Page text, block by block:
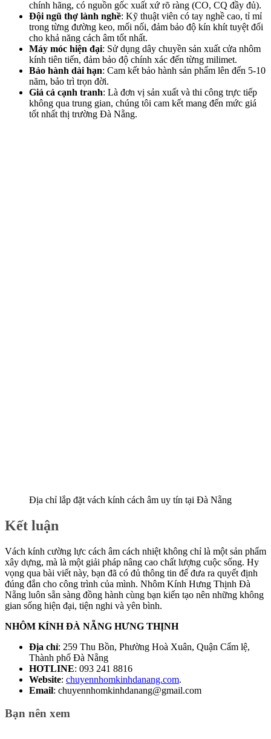
chính hãng, có nguồn gốc xuất xứ rõ ràng (CO, CQ đầy đủ).
Đội ngũ thợ lành nghề: Kỹ thuật viên có tay nghề cao, tỉ mỉ
trong từng đường keo, mối nối, đảm bảo độ kín khít tuyệt đối
cho khả năng cách âm tốt nhất.
Máy móc hiện đại: Sử dụng dây chuyền sản xuất cửa nhôm
kính tiên tiến, đảm bảo độ chính xác đến từng milimet.
Bảo hành dài hạn: Cam kết bảo hành sản phẩm lên đến 5-10
năm, bảo trì trọn đời.
Giá cả cạnh tranh: Là đơn vị sản xuất và thi công trực tiếp
không qua trung gian, chúng tôi cam kết mang đến mức giá
tốt nhất thị trường Đà Nẵng.
Địa chỉ lắp đặt vách kính cách âm uy tín tại Đà Nẵng
Kết luận
Vách kính cường lực cách âm cách nhiệt không chỉ là một sản phẩm
xây dựng, mà là một giải pháp nâng cao chất lượng cuộc sống. Hy
vọng qua bài viết này, bạn đã có đủ thông tin để đưa ra quyết định
đúng đắn cho công trình của mình. Nhôm Kính Hưng Thịnh Đà
Nẵng luôn sẵn sàng đồng hành cùng bạn kiến tạo nên những không
gian sống hiện đại, tiện nghi và yên bình.
NHÔM KÍNH ĐÀ NẴNG HƯNG THỊNH
Địa chỉ: 259 Thu Bồn, Phường Hoà Xuân, Quận Cẩm lệ,
Thành phố Đà Nẵng
HOTLINE: 093 241 8816
Website: chuyennhomkinhdanang.com.
Email: chuyennhomkinhdanang@gmail.com
Bạn nên xem